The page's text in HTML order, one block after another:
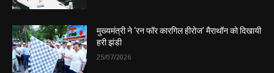
मुख्यमंत्री ने ‘रन फॉर कारगिल हीरोज’ मैराथॉन को दिखायी
हरी झंडी
25/07/2026